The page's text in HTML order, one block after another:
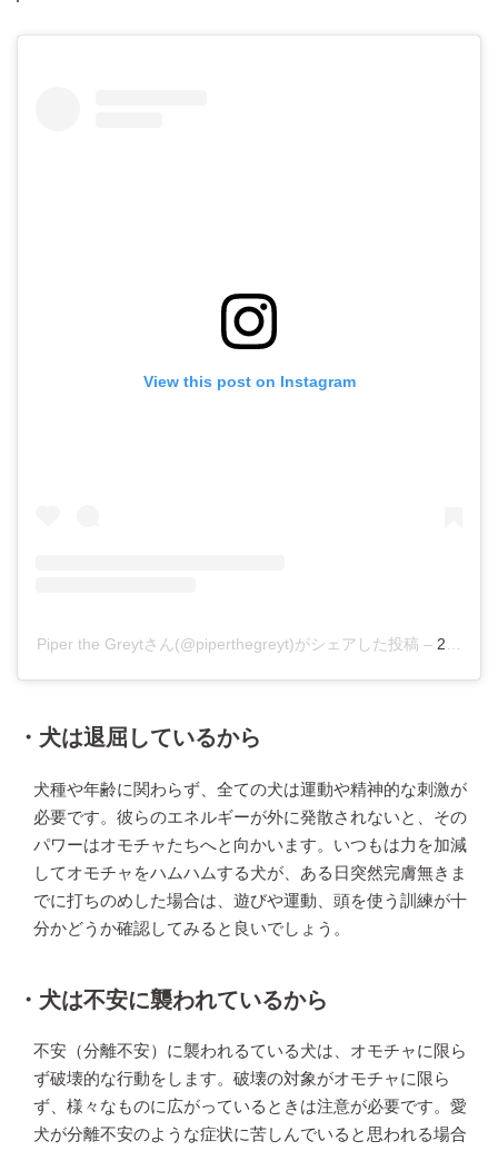
View this post on Instagram
Piper the Greytさん(@piperthegreyt)がシェアした投稿 – 2018年
・犬は退屈しているから
犬種や年齢に関わらず、全ての犬は運動や精神的な刺激が
必要です。彼らのエネルギーが外に発散されないと、その
パワーはオモチャたちへと向かいます。いつもは力を加減
してオモチャをハムハムする犬が、ある日突然完膚無きま
でに打ちのめした場合は、遊びや運動、頭を使う訓練が十
分かどうか確認してみると良いでしょう。
・犬は不安に襲われているから
不安（分離不安）に襲われるている犬は、オモチャに限ら
ず破壊的な行動をします。破壊の対象がオモチャに限ら
ず、様々なものに広がっているときは注意が必要です。愛
犬が分離不安のような症状に苦しんでいると思われる場合